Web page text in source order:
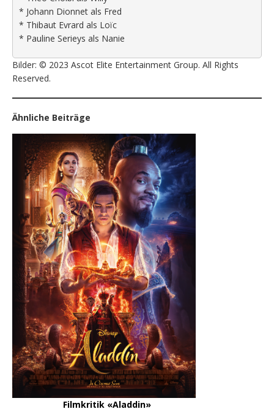
* Johann Dionnet als Fred
* Thibaut Evrard als Loïc
* Pauline Serieys als Nanie
Bilder: © 2023 Ascot Elite Entertainment Group. All Rights
Reserved.
Ähnliche Beiträge
Filmkritik «Aladdin»